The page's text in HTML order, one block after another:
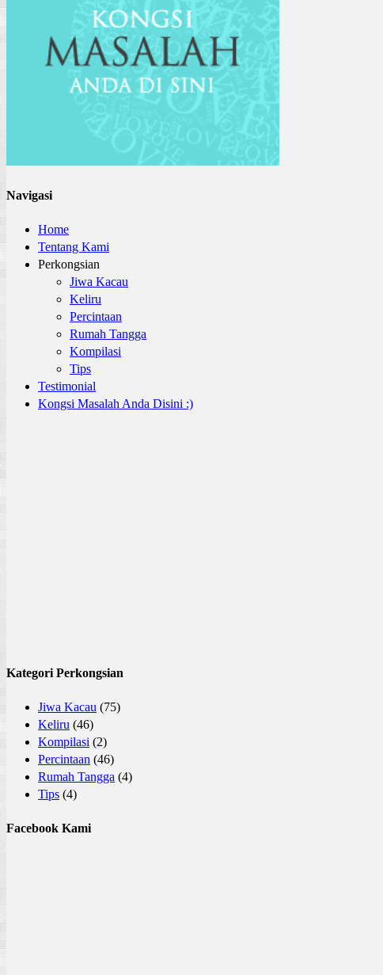
Navigasi
Home
Tentang Kami
Perkongsian
Jiwa Kacau
Keliru
Percintaan
Rumah Tangga
Kompilasi
Tips
Testimonial
Kongsi Masalah Anda Disini :)
Kategori Perkongsian
Jiwa Kacau (75)
Keliru (46)
Kompilasi (2)
Percintaan (46)
Rumah Tangga (4)
Tips (4)
Facebook Kami